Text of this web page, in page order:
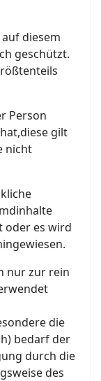
diesem
geschützt.
Person
gilt
nicht
oder es wird
nur zur rein
die
bedarf der
durch die
des